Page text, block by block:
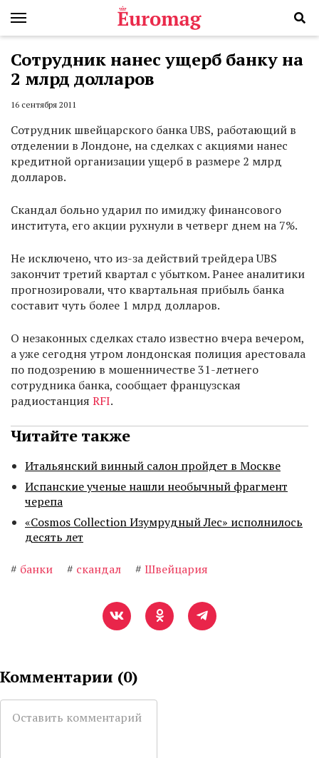
Сотрудник нанес ущерб банку на
2 млрд долларов
16 сентября 2011
Сотрудник швейцарского банка UBS, работающий в
отделении в Лондоне, на сделках с акциями нанес
кредитной организации ущерб в размере 2 млрд
долларов.
Скандал больно ударил по имиджу финансового
института, его акции рухнули в четверг днем на 7%.
Не исключено, что из-за действий трейдера UBS
закончит третий квартал с убытком. Ранее аналитики
прогнозировали, что квартальная прибыль банка
составит чуть более 1 млрд долларов.
О незаконных сделках стало известно вчера вечером,
а уже сегодня утром лондонская полиция арестовала
по подозрению в мошенничестве 31-летнего
сотрудника банка, сообщает французская
радиостанция RFI.
Читайте также
Итальянский винный салон пройдет в Москве
Испанские ученые нашли необычный фрагмент
черепа
«Cosmos Collection Изумрудный Лес» исполнилось
десять лет
# банки # скандал # Швейцария
Комментарии (0)